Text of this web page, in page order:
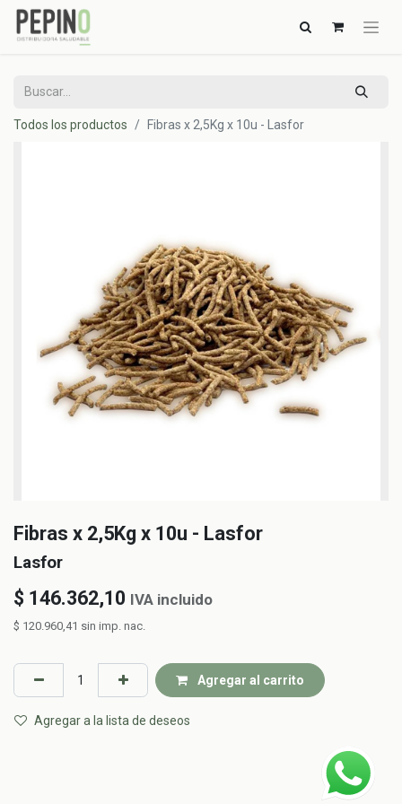
Todos los productos Fibras x 2,5Kg x 10u - Lasfor
Fibras x 2,5Kg x 10u - Lasfor
Lasfor
$ 146.362,10 IVA incluido
$ 120.960,41 sin imp. nac.
Agregar al carrito
Agregar a la lista de deseos